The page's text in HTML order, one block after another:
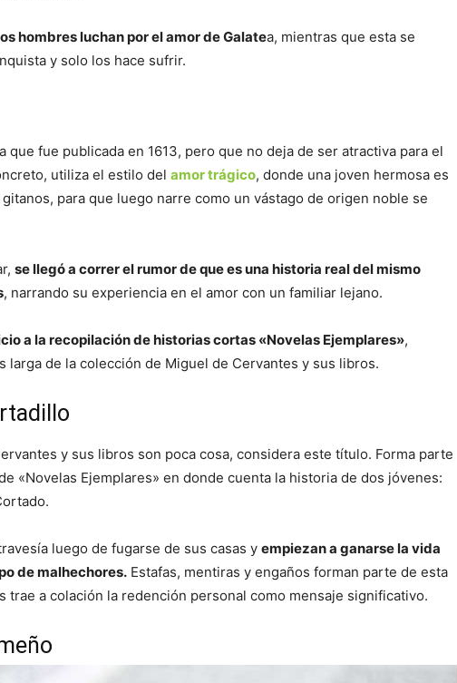
hombres luchan por el amor de Galatea, mientras que esta se
y solo los hace sufrir.
que fue publicada en 1613, pero que no deja de ser atractiva para el
utiliza el estilo del amor trágico, donde una joven hermosa es
para que luego narre como un vástago de origen noble se
se llegó a correr el rumor de que es una historia real del mismo
, narrando su experiencia en el amor con un familiar lejano.
a la recopilación de historias cortas «Novelas Ejemplares»,
larga de la colección de Miguel de Cervantes y sus libros.
y sus libros son poca cosa, considera este título. Forma parte
«Novelas Ejemplares» en donde cuenta la historia de dos jóvenes:
luego de fugarse de sus casas y empiezan a ganarse la vida
de malhechores. Estafas, mentiras y engaños forman parte de esta
trae a colación la redención personal como mensaje significativo.